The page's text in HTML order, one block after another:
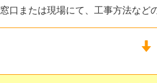
窓口または現場にて、工事方法など